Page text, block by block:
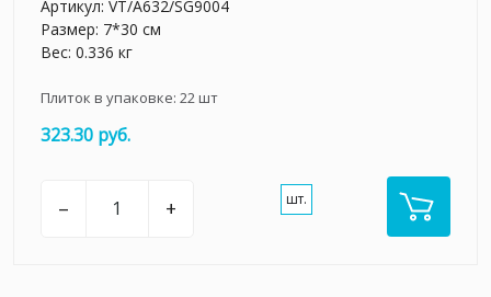
Артикул: VT/A632/SG9004
Размер: 7*30 см
Вес: 0.336 кг
Плиток в упаковке: 22шт
323.30 руб.
– + шт.